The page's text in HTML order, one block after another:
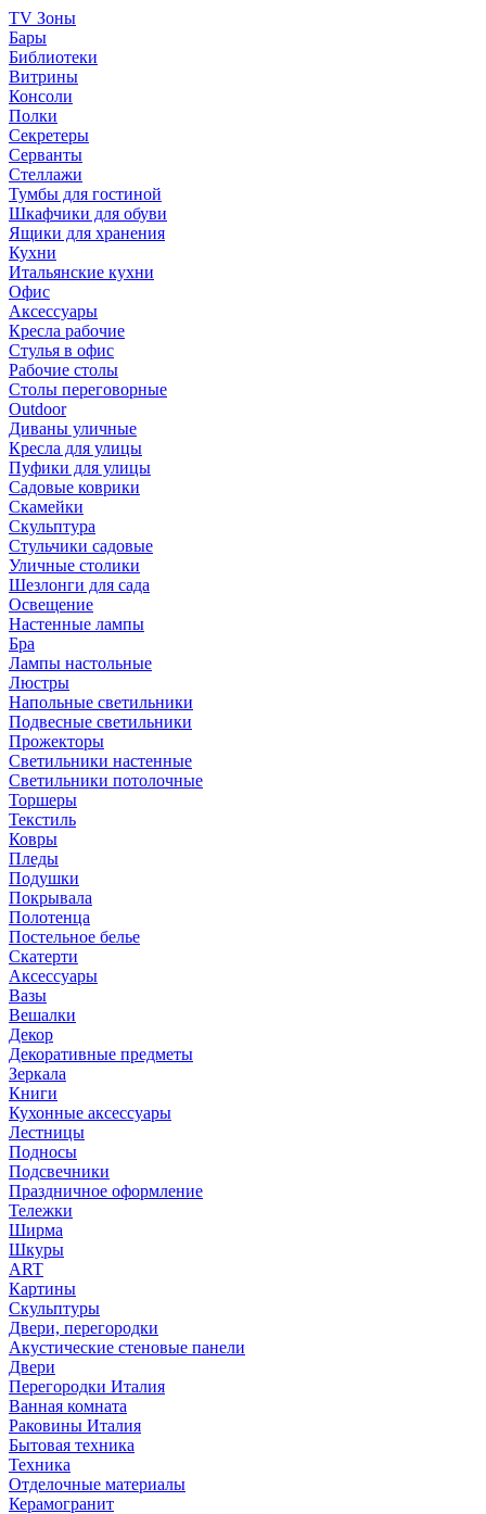
TV Зоны
Бары
Библиотеки
Витрины
Консоли
Полки
Секретеры
Серванты
Стеллажи
Тумбы для гостиной
Шкафчики для обуви
Ящики для хранения
Кухни
Итальянские кухни
Офис
Аксессуары
Кресла рабочие
Стулья в офис
Рабочие столы
Столы переговорные
Outdoor
Диваны уличные
Кресла для улицы
Пуфики для улицы
Садовые коврики
Скамейки
Скульптура
Стульчики садовые
Уличные столики
Шезлонги для сада
Освещение
Hастенные лампы
Бра
Лампы настольные
Люстры
Напольные светильники
Подвесные светильники
Прожекторы
Светильники настенные
Светильники потолочные
Торшеры
Текстиль
Ковры
Пледы
Подушки
Покрывала
Полотенца
Постельное белье
Скатерти
Аксессуары
Вазы
Вешалки
Декор
Декоративные предметы
Зеркала
Книги
Кухонные аксессуары
Лестницы
Подносы
Подсвечники
Праздничное оформление
Тележки
Ширма
Шкуры
ART
Картины
Скульптуры
Двери, перегородки
Акустические стеновые панели
Двери
Перегородки Италия
Ванная комната
Раковины Италия
Бытовая техника
Техника
Отделочные материалы
Керамогранит